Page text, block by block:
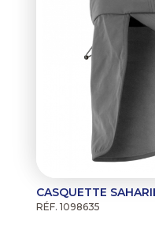
CASQUETTE
RÉF. 1098635